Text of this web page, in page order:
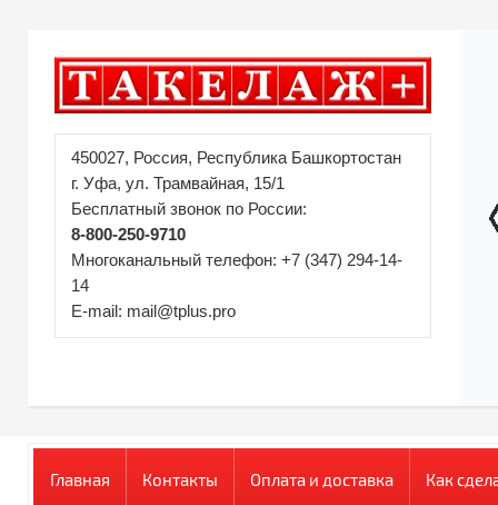
450027, Россия, Республика Башкортостан
г. Уфа, ул. Трамвайная, 15/1
Бесплатный звонок по России:
8-800-250-9710
Многоканальный телефон: +7 (347) 294-14-
14
E-mail: mail@tplus.pro
Главная Контакты Оплата и доставка Как